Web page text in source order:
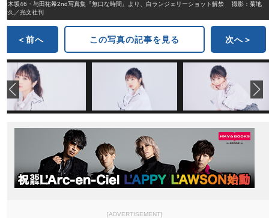
乃木坂46・与田祐希2nd写真集『無口な時間』より、白ランジェリーショット解禁 撮影：菊地
泰久／光文社刊
＜前へ この写真の記事を見る 次へ＞
[ADVERTISEMENT]